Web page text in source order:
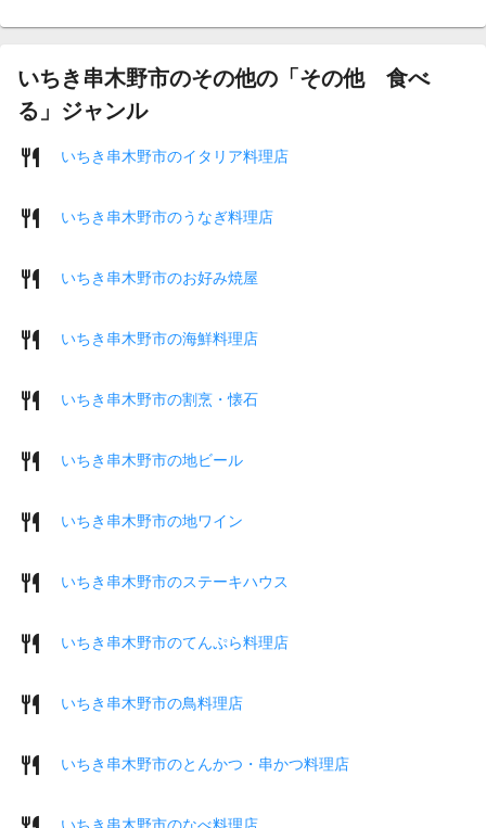
いちき串木野市のその他の「その他 食べ
る」ジャンル
いちき串木野市のイタリア料理店
いちき串木野市のうなぎ料理店
いちき串木野市のお好み焼屋
いちき串木野市の海鮮料理店
いちき串木野市の割烹・懐石
いちき串木野市の地ビール
いちき串木野市の地ワイン
いちき串木野市のステーキハウス
いちき串木野市のてんぷら料理店
いちき串木野市の鳥料理店
いちき串木野市のとんかつ・串かつ料理店
いちき串木野市のなべ料理店